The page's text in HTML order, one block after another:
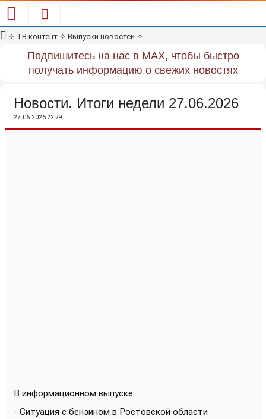
✧ ТВ контент ✧ Выпуски новостей ✧
Подпишитесь на нас в MAX, чтобы быстро
получать информацию о свежих новостях
Новости. Итоги недели 27.06.2026
27.06.2026 22:29
В информационном выпуске:
- Ситуация с бензином в Ростовской области